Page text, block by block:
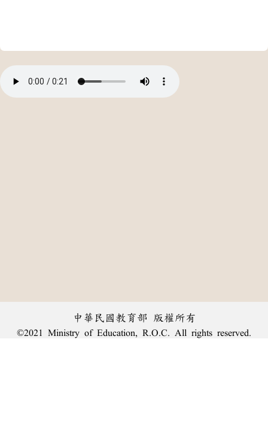
中華民國教育部 版權所有
©2021 Ministry of Education, R.O.C. All rights reserved.